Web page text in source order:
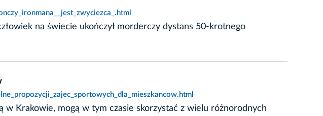
na świecie ukończył morderczy dystans 50-krotnego
Krakowie, mogą w tym czasie skorzystać z wielu różnorodnych